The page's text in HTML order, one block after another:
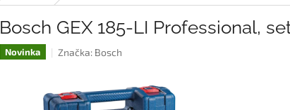
Bosch GEX 185-LI Professional,
Novinka Značka: Bosch